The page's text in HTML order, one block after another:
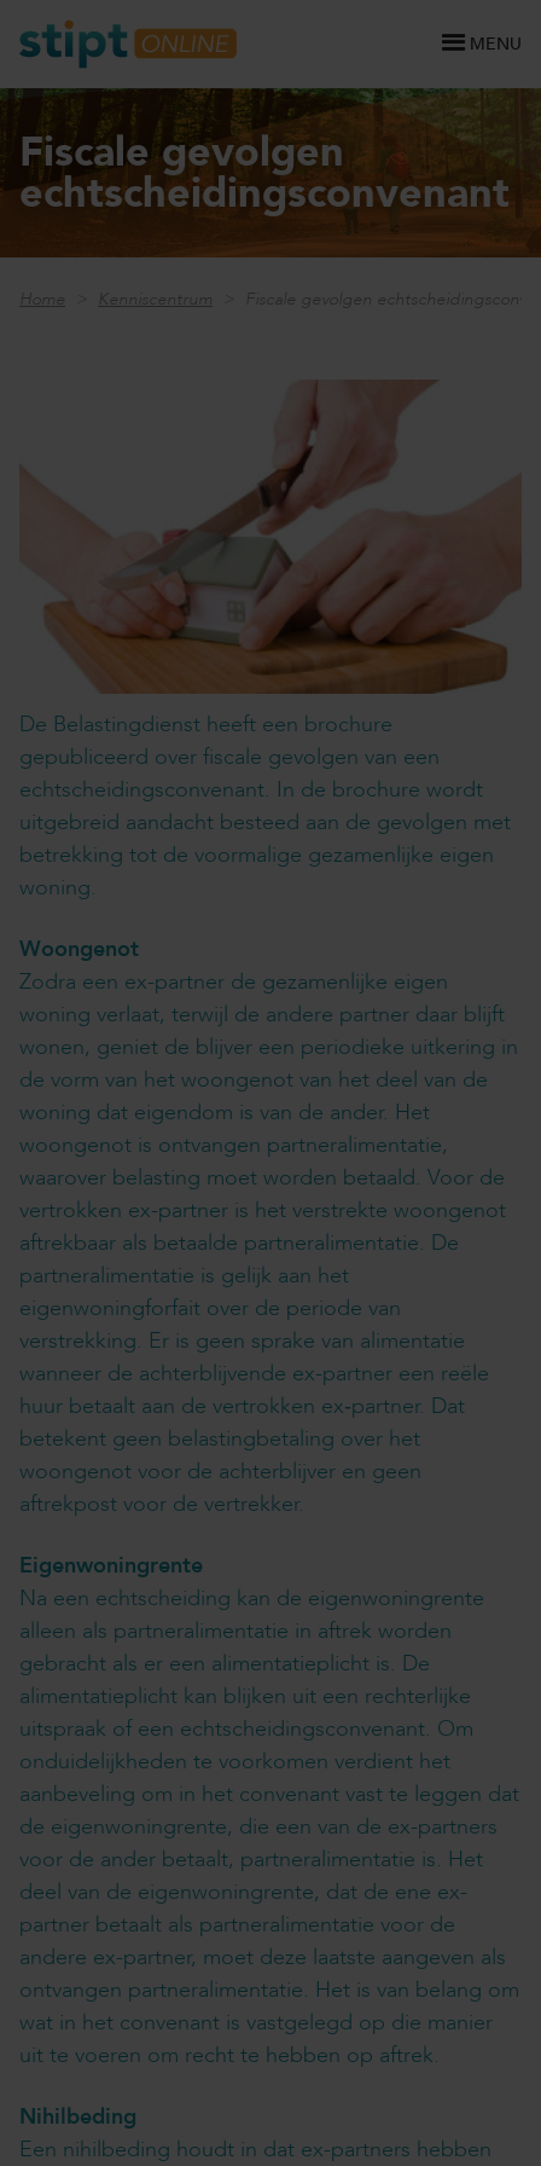
MENU
Fiscale gevolgen
echtscheidingsconvenant
Home Kenniscentrum Fiscale gevolgen
De Belastingdienst heeft een brochure
gepubliceerd over fiscale gevolgen van een
echtscheidingsconvenant. In de brochure wordt
uitgebreid aandacht besteed aan de gevolgen met
betrekking tot de voormalige gezamenlijke eigen
woning.
Woongenot
Zodra een ex-partner de gezamenlijke eigen
woning verlaat, terwijl de andere partner daar blijft
wonen, geniet de blijver een periodieke uitkering in
de vorm van het woongenot van het deel van de
woning dat eigendom is van de ander. Het
woongenot is ontvangen partneralimentatie,
waarover belasting moet worden betaald. Voor de
vertrokken ex-partner is het verstrekte woongenot
aftrekbaar als betaalde partneralimentatie. De
partneralimentatie is gelijk aan het
eigenwoningforfait over de periode van
verstrekking. Er is geen sprake van alimentatie
wanneer de achterblijvende ex-partner een reële
huur betaalt aan de vertrokken ex‑partner. Dat
betekent geen belastingbetaling over het
woongenot voor de achterblijver en geen
aftrekpost voor de vertrekker.
Eigenwoningrente
Na een echtscheiding kan de eigenwoningrente
alleen als partneralimentatie in aftrek worden
gebracht als er een alimentatieplicht is. De
alimentatieplicht kan blijken uit een rechterlijke
uitspraak of een echtscheidingsconvenant. Om
onduidelijkheden te voorkomen verdient het
aanbeveling om in het convenant vast te leggen dat
de eigenwoningrente, die een van de ex-partners
voor de ander betaalt, partneralimentatie is. Het
deel van de eigenwoningrente, dat de ene ex-
partner betaalt als partneralimentatie voor de
andere ex-partner, moet deze laatste aangeven als
ontvangen partneralimentatie. Het is van belang om
wat in het convenant is vastgelegd op die manier
uit te voeren om recht te hebben op aftrek.
Nihilbeding
Een nihilbeding houdt in dat ex-partners hebben